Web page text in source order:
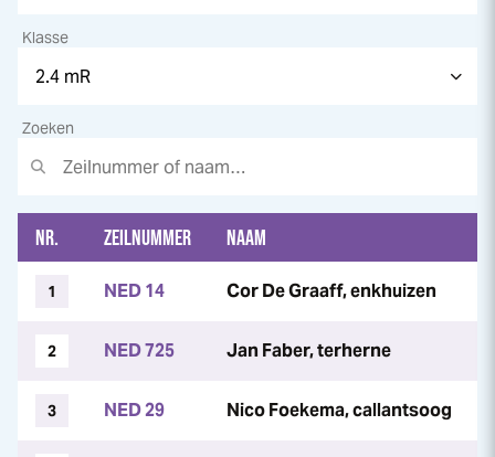
Klasse
Zoeken
NR. ZEILNUMMER NAAM
1 NED 14 Cor De Graaff, enkhuizen
2 NED 725 Jan Faber, terherne
3 NED 29 Nico Foekema, callantsoog